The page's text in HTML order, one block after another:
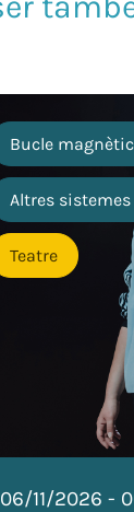
Bucle
Altres
Teatre
06/11/2026 -